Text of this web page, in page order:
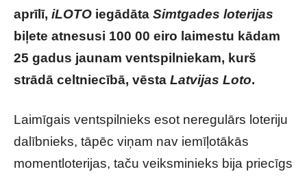
aprīlī, iLOTO iegādāta Simtgades loterijas
biļete atnesusi 100 00 eiro laimestu kādam
25 gadus jaunam ventspilniekam, kurš
strādā celtniecībā, vēsta Latvijas Loto.
Laimīgais ventspilnieks esot neregulārs loteriju
dalībnieks, tāpēc viņam nav iemīļotākās
momentloterijas, taču veiksminieks bija priecīgs